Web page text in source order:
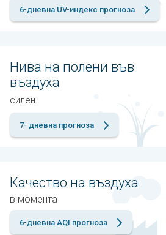
6-дневна UV-индекс прогноза
Нива на полени във
въздуха
силен
7- дневна прогноза
Качество на въздуха
в момента
6-дневна AQI прогноза